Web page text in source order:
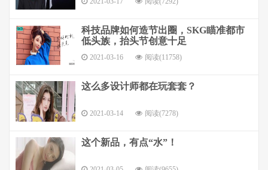
科技品牌如何造节出圈，SKG瞄准都市
低头族，抬头节创意十足
2021-03-16 阅读(11758)
这么多设计师都在玩套套？
2021-03-14 阅读(7278)
这个新品，有点“水”！